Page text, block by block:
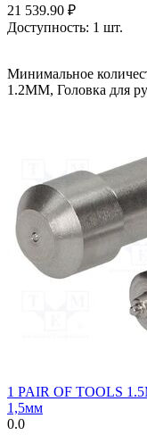
21 539.90 ₽
Доступность: 1 шт.
Минимальное
1.2MM, Головка для
1 PAIR OF TOOLS
1,5мм
0.0